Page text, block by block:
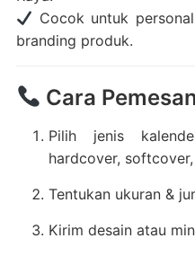
Cocok untuk
branding produk.
Cara
Pilih jenis
hardcover,
Tentukan ukuran &
Kirim desain atau